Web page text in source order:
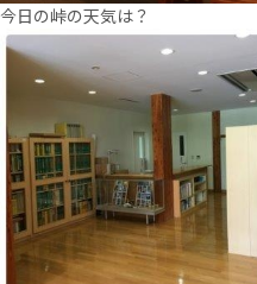
今日の峠の天気は？